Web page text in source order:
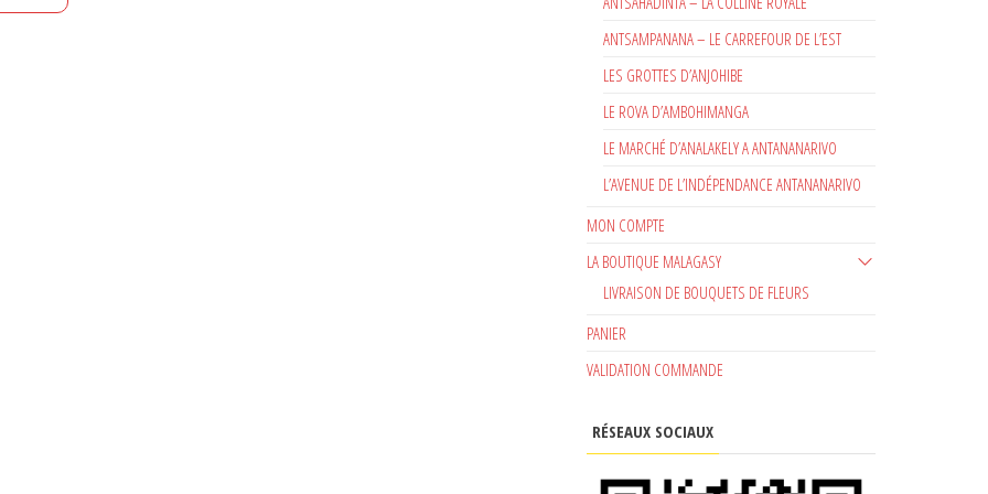
ANTSAMPANANA – LE CARREFOUR DE L’EST
LES GROTTES D’ANJOHIBE
LE ROVA D’AMBOHIMANGA
LE MARCHÉ D’ANALAKELY A ANTANANARIVO
L’AVENUE DE L’INDÉPENDANCE ANTANANARIVO
MON COMPTE
LA BOUTIQUE MALAGASY
LIVRAISON DE BOUQUETS DE FLEURS
PANIER
VALIDATION COMMANDE
RÉSEAUX SOCIAUX